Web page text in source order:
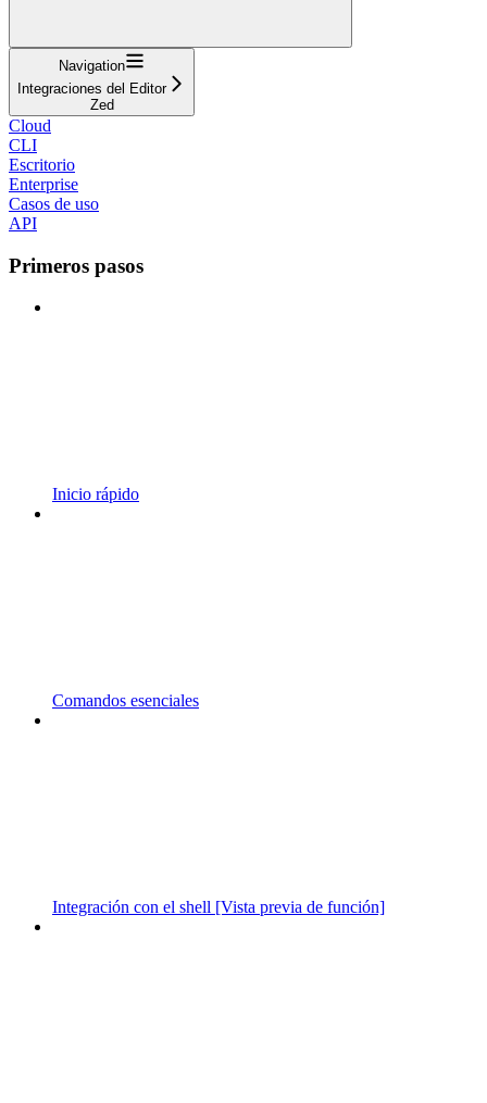
Navigation
Integraciones del Editor
Zed
Cloud
CLI
Escritorio
Enterprise
Casos de uso
API
Primeros pasos
Inicio rápido
Comandos esenciales
Integración con el shell [Vista previa de función]